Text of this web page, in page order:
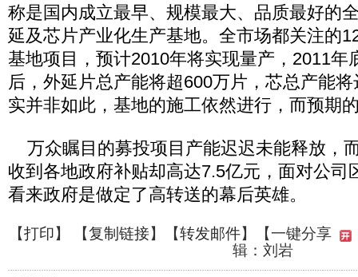
称是国内成立最早、规模最大、品质最好的
延及芯片产业化生产基地。全市场都关注的
基地项目，预计2010年将实现量产，2011年
后，外延片总产能将超600万片，芯总产能
实并非如此，基地的施工依然进行，而预期
万众瞩目的募投项目产能迟迟未能释放，
收到各地政府补贴却高达7.5亿元，面对公司
看来政府是做定了高转送的幕后英雄。
【打印】 【复制链接】【转发邮件】
【一键分享
辑：刘岩